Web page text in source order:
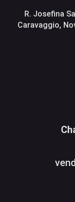
R. Josefina
Caravaggio,